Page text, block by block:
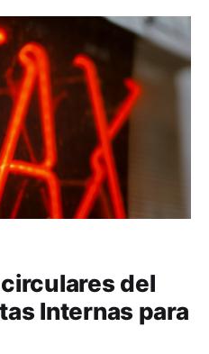
de 2024 en el Registro
del
Internas para